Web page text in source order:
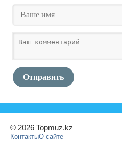
Отправить
© 2026 Topmuz.kz
КонтактыО сайте